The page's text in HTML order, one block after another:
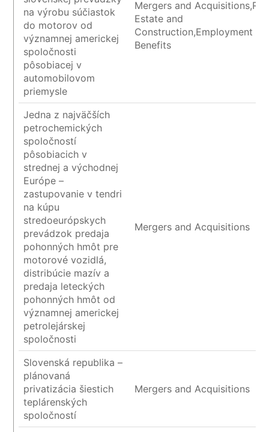
na výrobu súčiastok
do motorov od
významnej americkej
spoločnosti
pôsobiacej v
automobilovom
priemysle
Mergers and
Estate and
Construction,Employment
Benefits
Jedna z najväčších
petrochemických
spoločností
pôsobiacich v
strednej a východnej
Európe –
zastupovanie v tendri
na kúpu
stredoeurópskych
prevádzok predaja
pohonných hmôt pre
motorové vozidlá,
distribúcie mazív a
predaja leteckých
pohonných hmôt od
významnej americkej
petrolejárskej
spoločnosti
Mergers and Acquisitions
Slovenská republika –
plánovaná
privatizácia šiestich
teplárenských
spoločností
Mergers and Acquisitions